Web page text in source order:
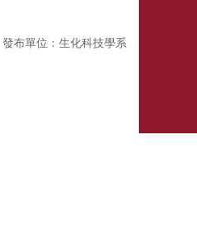
發布單位：生化科技學系